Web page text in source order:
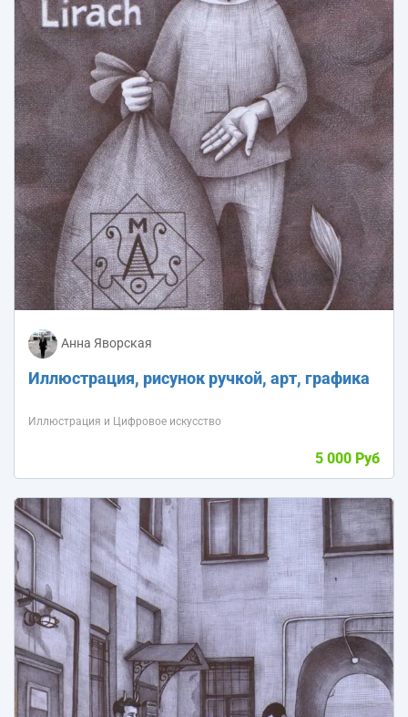
Анна Яворская
Иллюстрация, рисунок ручкой, арт, графика
Иллюстрация и Цифровое искусство
5 000 Руб